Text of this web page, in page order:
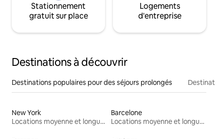
Stationnement
gratuit sur place
Logements
d'entreprise
Destinations à découvrir
Destinations populaires pour des séjours prolongés
New York
Locations moyenne et longue durée
Barcelone
Locations moyenne et longue durée